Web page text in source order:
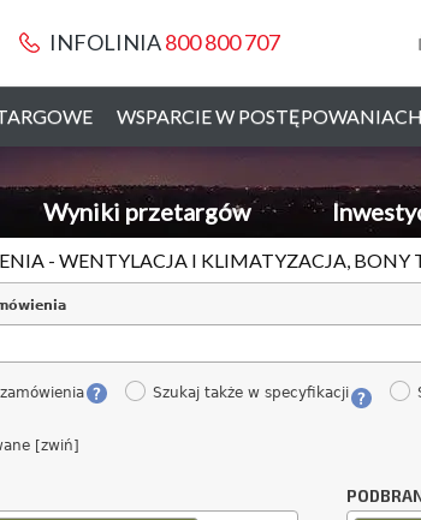
INFOLINIA800 800 707
WSPARCIE W POSTĘPOWANIACH
Wyniki przetargów
- WENTYLACJA I KLIMATYZACJA,
Szukaj także w specyfikacji
[zwiń]